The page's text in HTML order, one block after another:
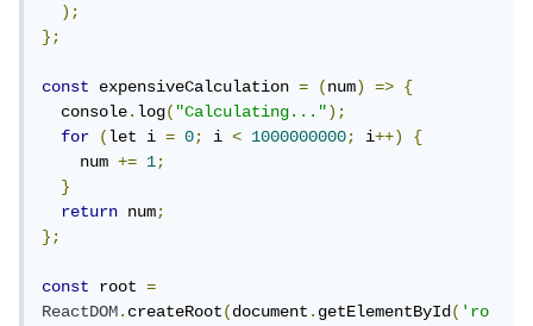
);
};
const expensiveCalculation = (num) =>
{
  console
.log("Calculating...");
for
(let i = 0; i < 1000000000; i++)
{
    num
+= 1;
}
return num;
};
const root =
ReactDOM.createRoot(document.getElementById('ro